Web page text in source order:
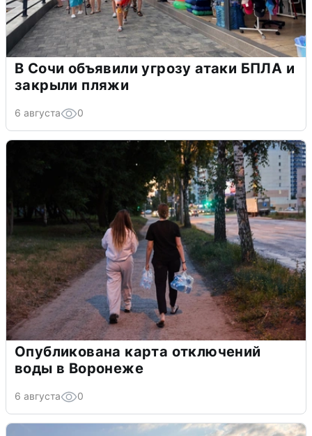
В Сочи объявили угрозу атаки БПЛА и
закрыли пляжи
6 августа 0
Опубликована карта отключений
воды в Воронеже
6 августа 0